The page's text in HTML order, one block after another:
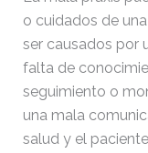
o cuidados de
ser causados por
falta de
seguimiento o
una mala
salud y el